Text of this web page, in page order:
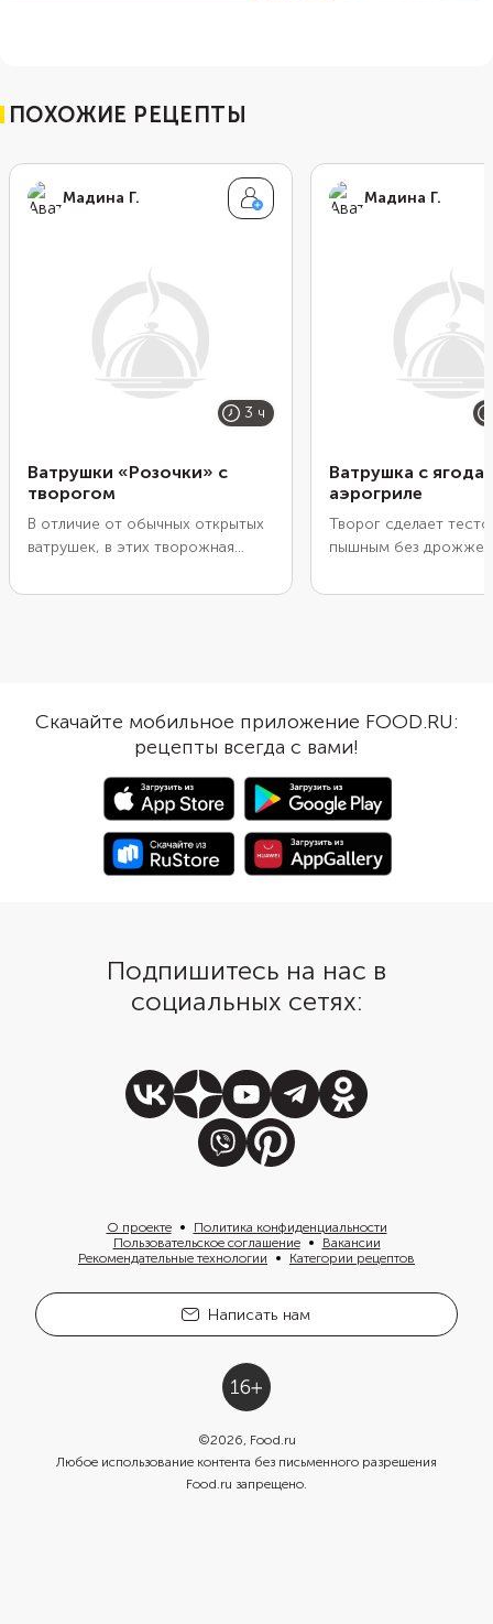
ПОХОЖИЕ РЕЦЕПТЫ
Мадина Г.
3 ч
Ватрушки «Розочки» с
творогом
В отличие от обычных открытых
ватрушек, в этих творожная
выпечка от этого только
булочки-розочки.
Мадина Г.
Ватрушка с
аэрогриле
Творог сделает
пышным без
Добавьте к основе
на стабилизацию
Понадобится круглая
силиконовая форма и
пастообразный
брикетах без
сыворотки. Греческий
можно заменить на
Скачайте мобильное приложение FOOD.RU:
рецепты всегда с вами!
Подпишитесь на нас в
социальных сетях:
О проекте
Политика конфиденциальности
Пользовательское соглашение
Вакансии
Рекомендательные технологии
Категории рецептов
Написать нам
©2026, Food.ru
Любое использование контента без письменного разрешения
Food.ru запрещено.